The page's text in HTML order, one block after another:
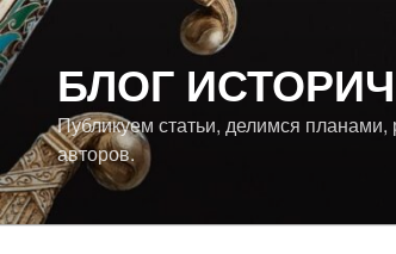
Перейти
к
содержимому
БЛОГ
Публикуем статьи, делимся
авторов.